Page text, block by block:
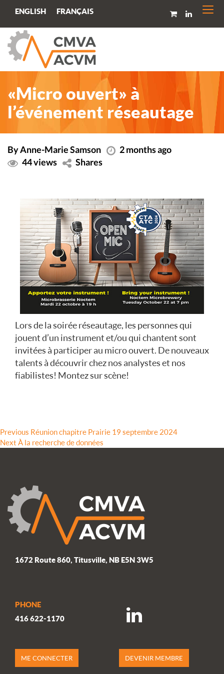
ENGLISH FRANÇAIS
« Micro ouvert » à
l’événement réseautage
By Anne-Marie Samson
2 months ago
44 views
Shares
Lors de la soirée réseautage, les personnes qui
jouent d’un instrument et/ou qui chantent sont
invitées à participer au micro ouvert. De nouveaux
talents à découvrir chez nos analystes et nos
fiabilistes! Montez sur scène!
Navigation
de
Previous Previous
post:
Réunion chapitre Prairie 19 septembre 2024
Next Next
À la recherche de données
1672 Route 860, Titusville, NB E5N 3W5
PHONE
416 622-1170
ME CONNECTER DEVENIR MEMBRE